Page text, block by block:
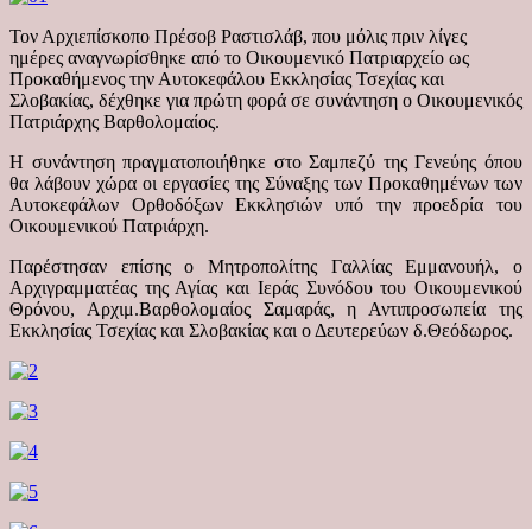
Τον Αρχιεπίσκοπο Πρέσοβ Ραστισλάβ, που μόλις πριν λίγες
ημέρες αναγνωρίσθηκε από το Οικουμενικό Πατριαρχείο ως
Προκαθήμενος την Αυτοκεφάλου Εκκλησίας Τσεχίας και
Σλοβακίας, δέχθηκε για πρώτη φορά σε συνάντηση ο Οικουμενικός
Πατριάρχης Βαρθολομαίος.
Η συνάντηση πραγματοποιήθηκε στο Σαμπεζύ της Γενεύης όπου
θα λάβουν χώρα οι εργασίες της Σύναξης των Προκαθημένων των
Αυτοκεφάλων Ορθοδόξων Εκκλησιών υπό την προεδρία του
Οικουμενικού Πατριάρχη.
Παρέστησαν επίσης ο Μητροπολίτης Γαλλίας Εμμανουήλ, ο
Αρχιγραμματέας της Αγίας και Ιεράς Συνόδου του Οικουμενικού
Θρόνου, Αρχιμ.Βαρθολομαίος Σαμαράς, η Αντιπροσωπεία της
Εκκλησίας Τσεχίας και Σλοβακίας και ο Δευτερεύων δ.Θεόδωρος.